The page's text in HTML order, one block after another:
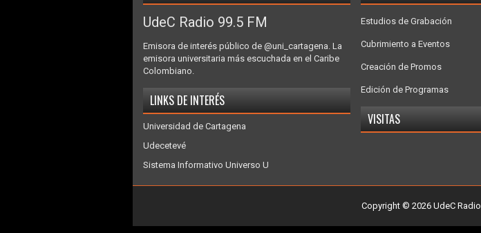
UdeC Radio 99.5 FM
Emisora de interés público de @uni_cartagena. La
emisora universitaria más escuchada en el Caribe
Colombiano.
LINKS DE INTERÉS
Universidad de Cartagena
Udecetevé
Sistema Informativo Universo U
Estudios de Grabación
Cubrimiento a Eventos
Creación de Promos
Edición de Programas
VISITAS
Copyright © 2026 UdeC Radio